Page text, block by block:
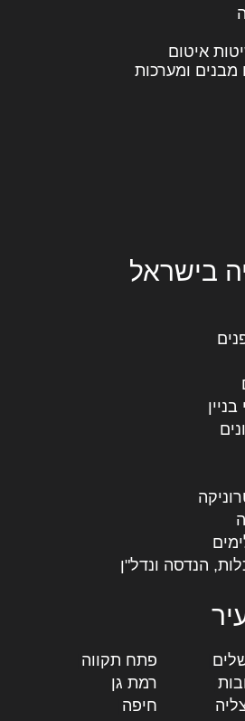
איטום
מבנים ומערכות
בישראל
הנדסה ונדל"ן
פתח תקווה
רמת גן
חיפה